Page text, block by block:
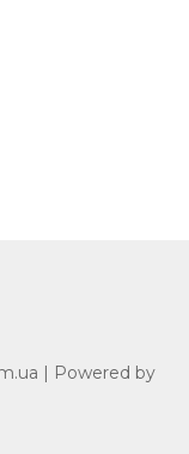
| Powered by